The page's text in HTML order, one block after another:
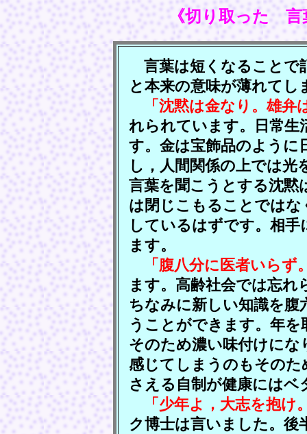
《切り取った 言
言葉は短くなることで
と本来の意味が薄れて
「沈黙は金なり。雄弁
れられています。日常生
す。金は宝飾品のように
し，人間関係の上では光
言葉を聞こうとする沈黙
は閉じこもることでは
しているはずです。相
ます。
「腹八分に医者いら
ます。高齢社会では忘
ちなみに新しい知識を腹
うことができます。年
そのため濃い味付けに
感じてしまうのもそのた
さえる自制が健康にはベ
「少年よ，大志を抱
ク博士は言いました。後